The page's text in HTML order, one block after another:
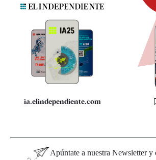
Quiénes somos
Especificaciones
ia.elindependiente.com
Apúntate a nuestra Newsletter y